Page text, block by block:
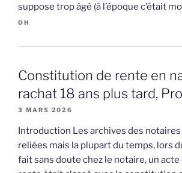
suppose trop âgé (à l’époque c’était
OH
Constitution de rente en
rachat 18 ans plus tard,
3 MARS 2026
Introduction Les archives des
reliées mais la plupart du temps, lors
fait sans doute chez le notaire, un acte